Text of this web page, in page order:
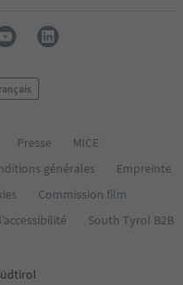
Presse
MICE
générales
Empreinte
Commission film
South Tyrol B2B